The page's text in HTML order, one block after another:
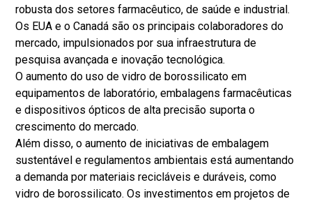
robusta dos setores farmacêutico, de saúde e industrial.
Os EUA e o Canadá são os principais colaboradores do
mercado, impulsionados por sua infraestrutura de
pesquisa avançada e inovação tecnológica.
O aumento do uso de vidro de borossilicato em
equipamentos de laboratório, embalagens farmacêuticas
e dispositivos ópticos de alta precisão suporta o
crescimento do mercado.
Além disso, o aumento de iniciativas de embalagem
sustentável e regulamentos ambientais está aumentando
a demanda por materiais recicláveis e duráveis, como
vidro de borossilicato. Os investimentos em projetos de